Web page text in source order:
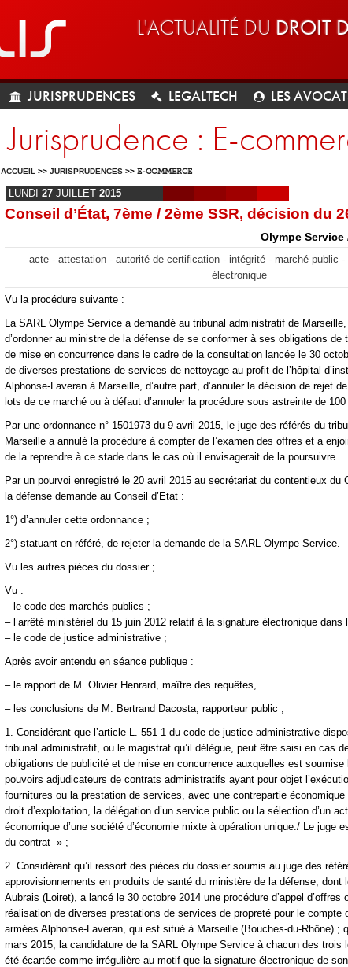
L'ACTUALITÉ DU DROIT
JURISPRUDENCES LEGALTECH LES
Jurisprudence : E-
ACCUEIL >> JURISPRUDENCES >> E-COMMERCE
LUNDI 27 JUILLET 2015
Conseil d’État, 7ème / 2ème SSR, décision du
Olympe
acte - attestation - autorité de certification - intégrité - marché public
électronique
Vu la procédure suivante :
La SARL Olympe Service a demandé au tribunal administratif de
d’ordonner au ministre de la défense de se conformer à ses obligations de
de mise en concurrence dans le cadre de la consultation lancée le 30
de diverses prestations de services de nettoyage au profit de l’hôpital
Alphonse-Laveran à Marseille, d’autre part, d’annuler la décision de rejet
lots de ce marché ou à défaut d’annuler la procédure sous astreinte de
Par une ordonnance n° 1501973 du 9 avril 2015, le juge des référés du
Marseille a annulé la procédure à compter de l’examen des offres et a
de la reprendre à ce stade dans le cas où il envisagerait de la poursuivre.
Par un pourvoi enregistré le 20 avril 2015 au secrétariat du contentieux du
la défense demande au Conseil d’Etat :
1°) d’annuler cette ordonnance ;
2°) statuant en référé, de rejeter la demande de la SARL Olympe Service.
Vu les autres pièces du dossier ;
Vu :
– le code des marchés publics ;
– l’arrêté ministériel du 15 juin 2012 relatif à la signature électronique
– le code de justice administrative ;
Après avoir entendu en séance publique :
– le rapport de M. Olivier Henrard, maître des requêtes,
– les conclusions de M. Bertrand Dacosta, rapporteur public ;
1. Considérant que l’article L. 551-1 du code de justice administrative
tribunal administratif, ou le magistrat qu’il délègue, peut être saisi en cas
obligations de publicité et de mise en concurrence auxquelles est soumise
pouvoirs adjudicateurs de contrats administratifs ayant pour objet
fournitures ou la prestation de services, avec une contrepartie
droit d’exploitation, la délégation d’un service public ou la sélection d’un
économique d’une société d’économie mixte à opération unique./ Le juge
du contrat » ;
2. Considérant qu’il ressort des pièces du dossier soumis au juge des
approvisionnements en produits de santé du ministère de la défense, dont
Aubrais (Loiret), a lancé le 30 octobre 2014 une procédure d’appel d’offres
réalisation de diverses prestations de services de propreté pour le compte
armées Alphonse-Laveran, qui est situé à Marseille (Bouches-du-Rhône) ;
mars 2015, la candidature de la SARL Olympe Service à chacun des trois
été écartée comme irrégulière au motif que la signature électronique de son